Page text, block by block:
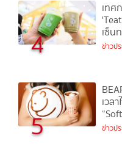
4
เทศ
เซ็น
ข่าวป
5
เวล
ข่าวป